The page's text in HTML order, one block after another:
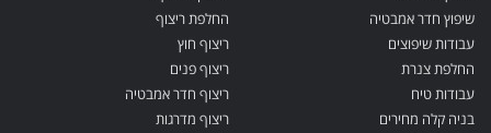
שיפוץ חדר אמבטיה
עבודות שיפוצים
החלפת צנרת
עבודות טיח
בניה קלה מחירים
החלפת ריצוף
ריצוף חוץ
ריצוף פנים
ריצוף חדר אמבטיה
ריצוף מדרגות